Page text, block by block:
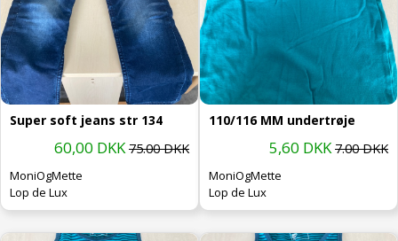
Super soft jeans str 134
60,00 DKK75.00 DKK
MoniOgMette
Lop de Lux
110/116 MM undertrøje
5,60 DKK7.00 DKK
MoniOgMette
Lop de Lux